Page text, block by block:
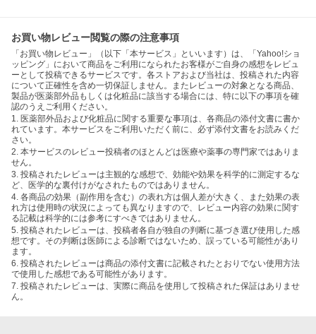
お買い物レビュー閲覧の際の注意事項
「お買い物レビュー」（以下「本サービス」といいます）は、「Yahoo!ショ
ッピング」において商品をご利用になられたお客様がご自身の感想をレビュ
ーとして投稿できるサービスです。各ストアおよび当社は、投稿された内容
について正確性を含め一切保証しません。またレビューの対象となる商品、
製品が医薬部外品もしくは化粧品に該当する場合には、特に以下の事項を確
認のうえご利用ください。
1. 医薬部外品および化粧品に関する重要な事項は、各商品の添付文書に書か
れています。本サービスをご利用いただく前に、必ず添付文書をお読みくだ
さい。
2. 本サービスのレビュー投稿者のほとんどは医療や薬事の専門家ではありま
せん。
3. 投稿されたレビューは主観的な感想で、効能や効果を科学的に測定するな
ど、医学的な裏付けがなされたものではありません。
4. 各商品の効果（副作用を含む）の表れ方は個人差が大きく、また効果の表
れ方は使用時の状況によっても異なりますので、レビュー内容の効果に関す
る記載は科学的には参考にすべきではありません。
5. 投稿されたレビューは、投稿者各自が独自の判断に基づき選び使用した感
想です。その判断は医師による診断ではないため、誤っている可能性があり
ます。
6. 投稿されたレビューは商品の添付文書に記載されたとおりでない使用方法
で使用した感想である可能性があります。
7. 投稿されたレビューは、実際に商品を使用して投稿された保証はありませ
ん。